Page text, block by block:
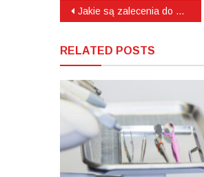
Nawigacja
Jakie są zalecenia do zabiegu sterowanej regeneracji kości szczęki?
RELATED POSTS